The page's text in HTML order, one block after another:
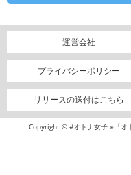
運営会社
プライバシーポリシー
リリースの送付はこちら
Copyright © #オトナ女子 ※「オ